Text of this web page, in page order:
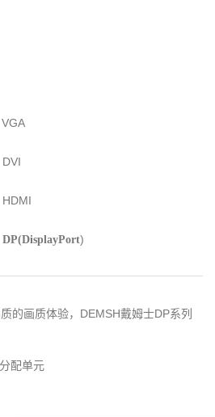
DP(DisplayPort)
的画质体验，DEMSH戴姆士DP系列
配单元